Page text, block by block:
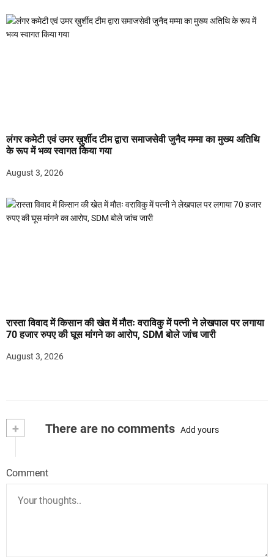
लंगर कमेटी एवं उमर ख़ुर्शीद टीम द्वारा समाजसेवी जुनैद मम्मा का मुख्य अतिथि
के रूप में भव्य स्वागत किया गया
August 3, 2026
रास्ता विवाद में किसान की खेत में मौतः वराविकु में पत्नी ने लेखपाल पर लगाया
70 हजार रुपए की घूस मांगने का आरोप, SDM बोले जांच जारी
August 3, 2026
+ There are no comments Add yours
Comment